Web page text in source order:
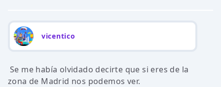
vicentico
Se me había olvidado decirte que si eres de la
zona de Madrid nos podemos ver.